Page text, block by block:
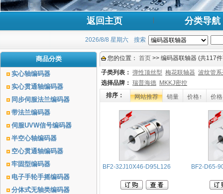
返回主页 分类导航
2026/8/8 星期六 搜索
商品分类
实心轴编码器
实心贯通轴编码器
同步伺服法兰编码器
带法兰编码器
伺服UVW信号编码器
半空心轴编码器
空心贯通轴编码器
牢固型编码器
电子手轮手摇编码器
分体式无轴类编码器
您的位置： 首页 >> 编码器联轴器 (共117
子类列表： 弹性顶丝型 梅花联轴器 波纹管
选择品牌： 瑞普海德 MKKJ密控
排序：
网站推荐 销量 价格↑ 价
BF2-32J10X46-D95L126 BF2-D65-